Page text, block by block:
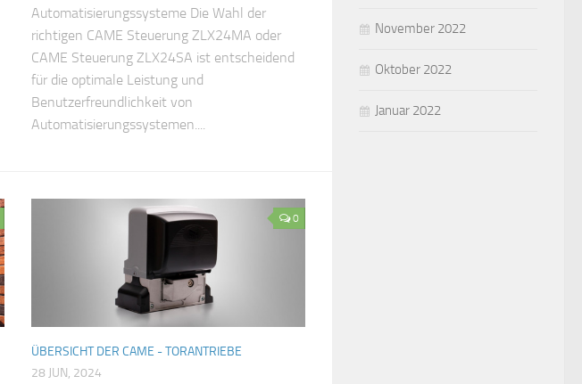
Automatisierungssysteme Die Wahl der
richtigen CAME Steuerung ZLX24MA oder
CAME Steuerung ZLX24SA ist entscheidend
für die optimale Leistung und
Benutzerfreundlichkeit von
Automatisierungssystemen....
0
ÜBERSICHT DER CAME - TORANTRIEBE
28 JUN, 2024
November 2022
Oktober 2022
Januar 2022